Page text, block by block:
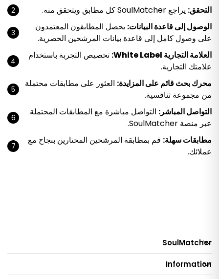
التحقق: يراجع SoulMatcher كل مطابق ويتحقق منه.
الوصول إلى قاعدة البيانات: يحصل المطابقون المعتمدون
على وصول كامل إلى قاعدة بيانات المرشحين الحصرية.
العلامة التجارية White Label:
تخصيص التجربة باستخدام
علامتك التجارية.
محرك بحث قائم على المزايدة: العثور على مطابقات محتملة
من مجموعة تنافسية.
التواصل المباشر: التواصل مباشرة مع المطابقات المحتملة
عبر منصة SoulMatcher.
مطابقات سهلة: قم بمطابقة المرشحين المختارين بنجاح مع
عملائك.
SoulMatcher
Information